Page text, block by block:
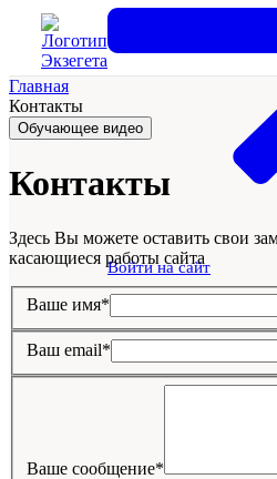
Войти на сайт
Главная
Контакты
Обучающее видео
Контакты
Здесь Вы можете оставить свои
касающиеся работы сайта
Ваше имя*
Ваш email*
Ваше сообщение*